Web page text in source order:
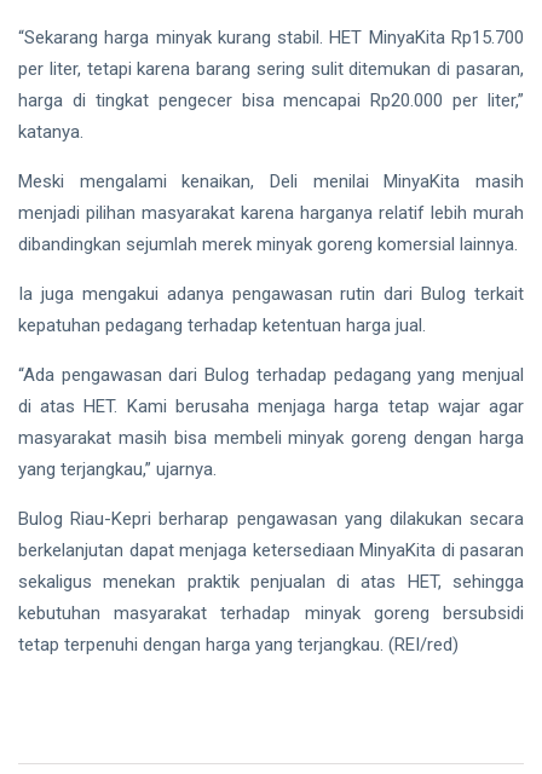
“Sekarang harga minyak kurang stabil. HET MinyaKita Rp15.700
per liter, tetapi karena barang sering sulit ditemukan di pasaran,
harga di tingkat pengecer bisa mencapai Rp20.000 per liter,”
katanya.
Meski mengalami kenaikan, Deli menilai MinyaKita masih
menjadi pilihan masyarakat karena harganya relatif lebih murah
dibandingkan sejumlah merek minyak goreng komersial lainnya.
Ia juga mengakui adanya pengawasan rutin dari Bulog terkait
kepatuhan pedagang terhadap ketentuan harga jual.
“Ada pengawasan dari Bulog terhadap pedagang yang menjual
di atas HET. Kami berusaha menjaga harga tetap wajar agar
masyarakat masih bisa membeli minyak goreng dengan harga
yang terjangkau,” ujarnya.
Bulog Riau-Kepri berharap pengawasan yang dilakukan secara
berkelanjutan dapat menjaga ketersediaan MinyaKita di pasaran
sekaligus menekan praktik penjualan di atas HET, sehingga
kebutuhan masyarakat terhadap minyak goreng bersubsidi
tetap terpenuhi dengan harga yang terjangkau. (REI/red)